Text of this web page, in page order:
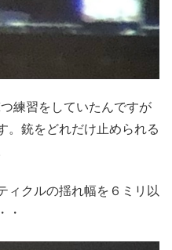
練習をしていたんですが
。銃をどれだけ止められる
ィクルの揺れ幅を６ミリ以
・